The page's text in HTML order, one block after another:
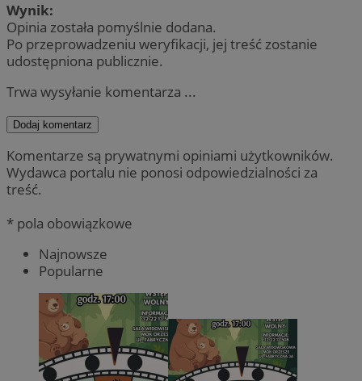
Wynik:
Opinia została pomyślnie dodana.
Po przeprowadzeniu weryfikacji, jej treść zostanie
udostępniona publicznie.
Trwa wysyłanie komentarza ...
Dodaj komentarz
Komentarze są prywatnymi opiniami użytkowników.
Wydawca portalu nie ponosi odpowiedzialności za
treść.
* pola obowiązkowe
Najnowsze
Popularne